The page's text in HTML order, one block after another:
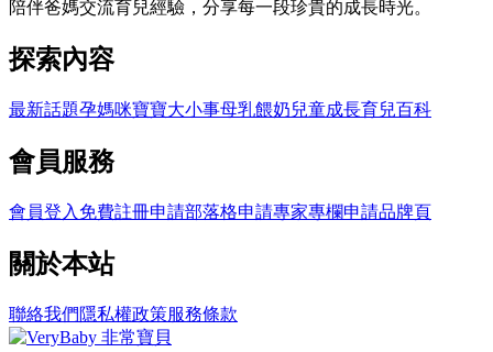
陪伴爸媽交流育兒經驗，分享每一段珍貴的成長時光。
探索內容
最新話題孕媽咪寶寶大小事母乳餵奶兒童成長育兒百科
會員服務
會員登入 免費註冊申請部落格申請專家專欄申請品牌頁
關於本站
聯絡我們 隱私權政策服務條款